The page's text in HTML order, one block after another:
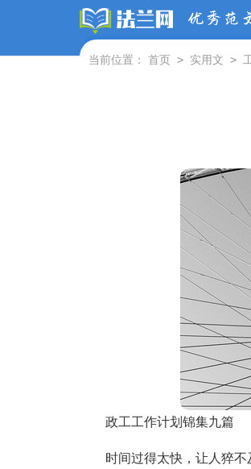
当前位置： 首页 > 实用文 >
政工工作计划锦集九篇
时间过得太快，让人猝